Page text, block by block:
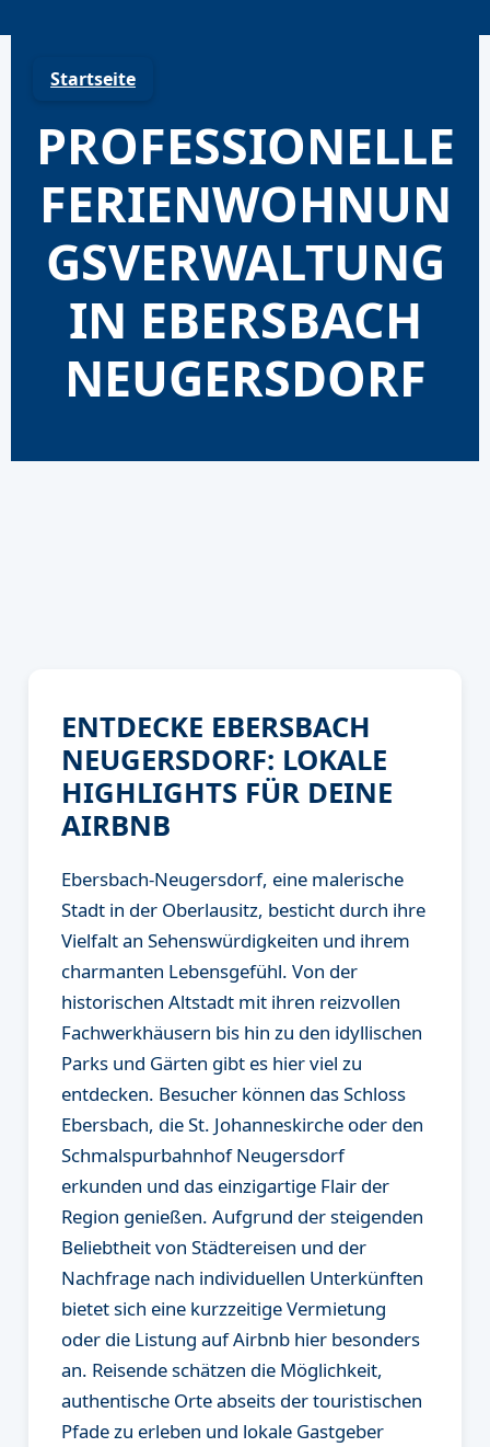
to
Startseite
PROFESSIONELLE
FERIENWOHNUN
GSVERWALTUNG
IN EBERSBACH
NEUGERSDORF
ENTDECKE EBERSBACH
NEUGERSDORF: LOKALE
HIGHLIGHTS FÜR DEINE
AIRBNB
Ebersbach-Neugersdorf, eine malerische
Stadt in der Oberlausitz, besticht durch ihre
Vielfalt an Sehenswürdigkeiten und ihrem
charmanten Lebensgefühl. Von der
historischen Altstadt mit ihren reizvollen
Fachwerkhäusern bis hin zu den idyllischen
Parks und Gärten gibt es hier viel zu
entdecken. Besucher können das Schloss
Ebersbach, die St. Johanneskirche oder den
Schmalspurbahnhof Neugersdorf
erkunden und das einzigartige Flair der
Region genießen. Aufgrund der steigenden
Beliebtheit von Städtereisen und der
Nachfrage nach individuellen Unterkünften
bietet sich eine kurzzeitige Vermietung
oder die Listung auf Airbnb hier besonders
an. Reisende schätzen die Möglichkeit,
authentische Orte abseits der touristischen
Pfade zu erleben und lokale Gastgeber